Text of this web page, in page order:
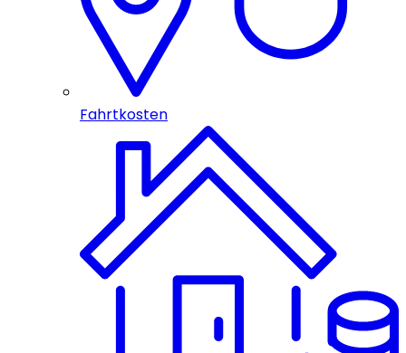
Fahrtkosten